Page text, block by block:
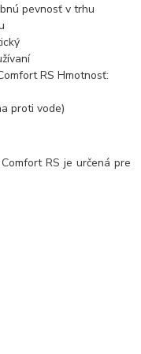
pevnosť v trhu
RS Hmotnosť:
proti vode)
RS je určená pre